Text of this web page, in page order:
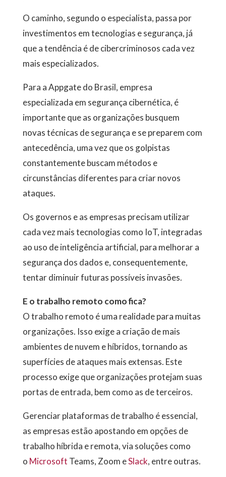
O caminho, segundo o especialista, passa por
investimentos em tecnologias e segurança, já
que a tendência é de cibercriminosos cada vez
mais especializados.
Para a Appgate do Brasil, empresa
especializada em segurança cibernética, é
importante que as organizações busquem
novas técnicas de segurança e se preparem com
antecedência, uma vez que os golpistas
constantemente buscam métodos e
circunstâncias diferentes para criar novos
ataques.
Os governos e as empresas precisam utilizar
cada vez mais tecnologias como IoT, integradas
ao uso de inteligência artificial, para melhorar a
segurança dos dados e, consequentemente,
tentar diminuir futuras possíveis invasões.
E o trabalho remoto como fica?
O trabalho remoto é uma realidade para muitas
organizações. Isso exige a criação de mais
ambientes de nuvem e híbridos, tornando as
superfícies de ataques mais extensas. Este
processo exige que organizações protejam suas
portas de entrada, bem como as de terceiros.
Gerenciar plataformas de trabalho é essencial,
as empresas estão apostando em opções de
trabalho híbrida e remota, via soluções como
o Microsoft Teams, Zoom eSlack, entre outras.